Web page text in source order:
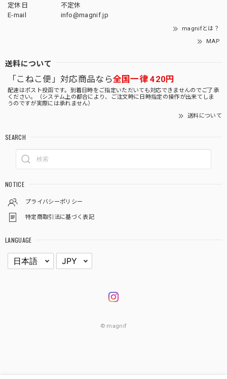
定休日
不定休
E-mail
info@magnif.jp
magnifとは？
MAP
送料について
「こねこ便」対応商品なら全国一律 420円
配達はポスト投函です。到着日時をご指定いただいても対応できませんのでご了承
ください。（システム上の都合により、ご注文時に日時指定の操作が出来てしま
うのですが実際には承れません）
送料について
SEARCH
NOTICE
プライバシーポリシー
特定商取引法に基づく表記
LANGUAGE
© magnif